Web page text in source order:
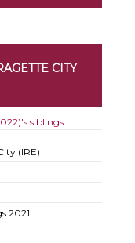
CITY
siblings
(IRE)
2021